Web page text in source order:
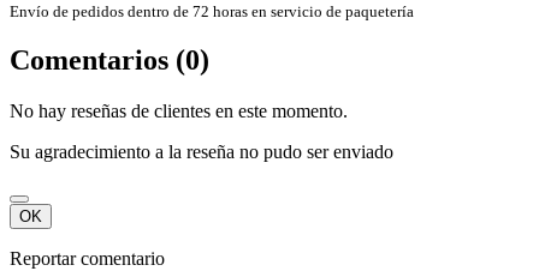
Envío de pedidos dentro de 72 horas en servicio de paquetería
Comentarios (0)
No hay reseñas de clientes en este momento.
Su agradecimiento a la reseña no pudo ser enviado
OK
Reportar comentario